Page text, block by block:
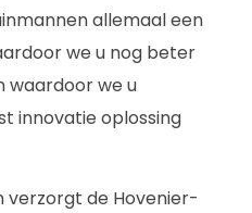
allemaal een
we u nog beter
waardoor we u
innovatie oplossing
verzorgt de Hovenier-